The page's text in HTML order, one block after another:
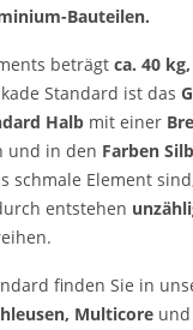
Bauteilen.
beträgt ca. 40 kg,
Standard ist das
Halb mit einer
und in den Farben
schmale Element
entstehen
finden Sie in
Multicore und